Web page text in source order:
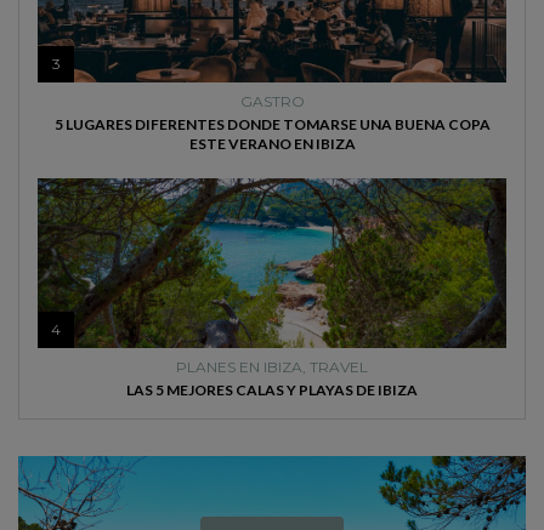
3
GASTRO
5 LUGARES DIFERENTES DONDE TOMARSE UNA BUENA COPA
ESTE VERANO EN IBIZA
4
PLANES EN IBIZA TRAVEL
LAS 5 MEJORES CALAS Y PLAYAS DE IBIZA